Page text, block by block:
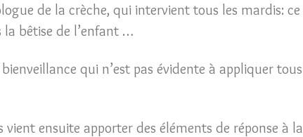
de la crèche, qui intervient tous les mardis: ce
la bêtise de l’enfant …
qui n’est pas évidente à appliquer tous
vient ensuite apporter des éléments de réponse à la